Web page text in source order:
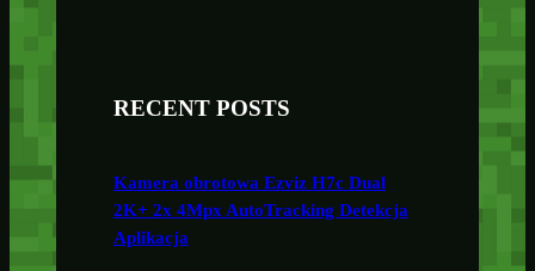
RECENT POSTS
Kamera obrotowa Ezviz H7c Dual
2K+ 2x 4Mpx AutoTracking Detekcja
Aplikacja